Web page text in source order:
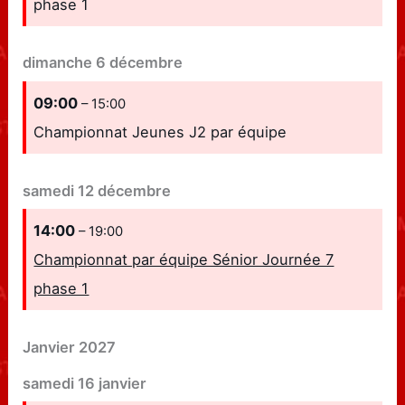
phase 1
dimanche 6 décembre
09:00– 15:00
Championnat Jeunes J2 par équipe
samedi 12 décembre
14:00– 19:00
Championnat par équipe Sénior Journée 7
phase 1
Janvier 2027
samedi 16 janvier